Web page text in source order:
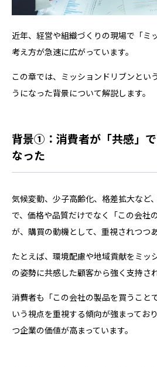
近年、経営や組織づくりの現場で「ミ
考え方が急速に広がっています。
この章では、ミッションドリブンとい
うになった背景について解説します。
背景①：消費者が「共感」
なった
気候変動、少子高齢化、格差拡大など
で、価格や品質だけでなく「この会社
が、購買の動機として、重視されつつ
たとえば、環境配慮や地域貢献をミッ
の姿勢に共感した顧客から強く支持さ
消費者も「この会社の製品を買うこと
いう視点を重視する傾向が強まってお
つ企業の価値が高まっています。